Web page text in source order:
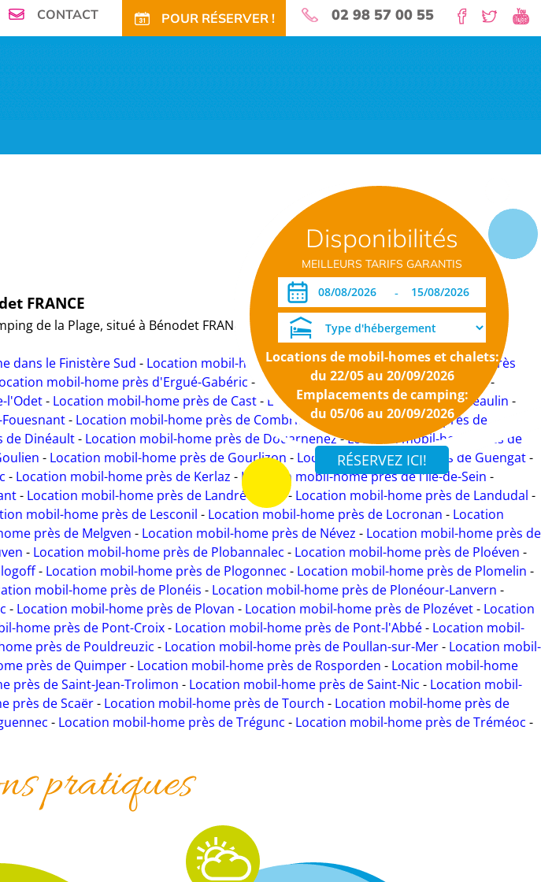
CONTACT POUR RÉSERVER ! 02 98 57 00 55
petit paradis en pleine nature pour vos vacances!
TÉLÉCHARGEMENT PDF DATES OUVERTURE RÉSERVATION
Disponibilités
MEILLEURS TARIFS GARANTIS
-
Locations de mobil-homes et chalets:
du 22/05 au 20/09/2026
Emplacements de camping:
du 05/06 au 20/09/2026
FRANCE
de la Plage, situé à Bénodet FRANCE, vous propose des formules de
location de
dans le Finistère Sud - Location mobil-home en Bretagne -Location mobil-home près
mobil-home près d'Ergué-Gabéric - Location mobil-home près d'Esquibien-
l'Odet- Location mobil-home près de Cast- Location mobil-home près de Châteaulin -
- Location mobil-home près de Combrit-Location mobil-home près de
de Dinéault- Location mobil-home près de Douarnenez-Location mobil-home près de
- Location mobil-home près de Gourlizon - Location mobil-home près de Guengat-
- Location mobil-home près de Kerlaz - Location mobil-home près de l'Île-de-Sein -
- Location mobil-home près de Landrévarzec- Location mobil-home près de Landudal -
mobil-home près de Lesconil - Location mobil-home près de Locronan - Location
près de Melgven - Location mobil-home près de Névez - Location mobil-home près de
- Location mobil-home près de Plobannalec - Location mobil-home près de Ploéven -
- Location mobil-home près de Plogonnec - Location mobil-home près de Plomelin -
mobil-home près de Plonéis - Location mobil-home près de Plonéour-Lanvern -
- Location mobil-home près de Plovan - Location mobil-home près de Plozévet- Location
home près de Pont-Croix- Location mobil-home près de Pont-l'Abbé- Location mobil-
près de Pouldreuzic - Location mobil-home près de Poullan-sur-Mer- Location mobil-
près de Quimper- Location mobil-home près de Rosporden - Location mobil-home
près de Saint-Jean-Trolimon - Location mobil-home près de Saint-Nic - Location mobil-
près de Scaër- Location mobil-home près de Tourch - Location mobil-home près de
- Location mobil-home près de Trégunc - Location mobil-home près de Tréméoc -
pratiques